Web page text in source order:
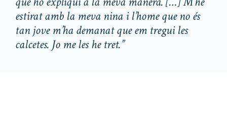
estirat amb la meva nina i l’home que no és
tan jove m’ha demanat que em tregui les
calcetes. Jo me les he tret.”